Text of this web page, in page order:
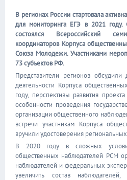
В регионах России стартовала
для мониторинга ЕГЭ в 2021
состоялся Всероссийский
координаторов Корпуса
Союза Молодежи. Участниками
73 субъектов РФ.
Представители регионов
деятельности Корпуса
году, перспективы развития
особенности проведения
организации общественного
встречи участникам Корпуса
вручили удостоверения
В 2020 году в сложных
общественных наблюдателей РСМ
наблюдателей и федеральных
увеличить состав